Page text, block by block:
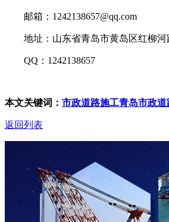
邮箱：1242138657@qq.com
地址：山东省青岛市黄岛区红柳河
QQ：1242138657
本文关键词： 市政道路施工青岛市政
返回列表